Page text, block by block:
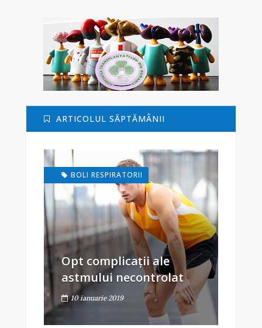
ARTICOLUL SĂPTĂMÂNII
BOLI RESPIRATORII
Opt complicații ale
astmului necontrolat
10 ianuarie 2019